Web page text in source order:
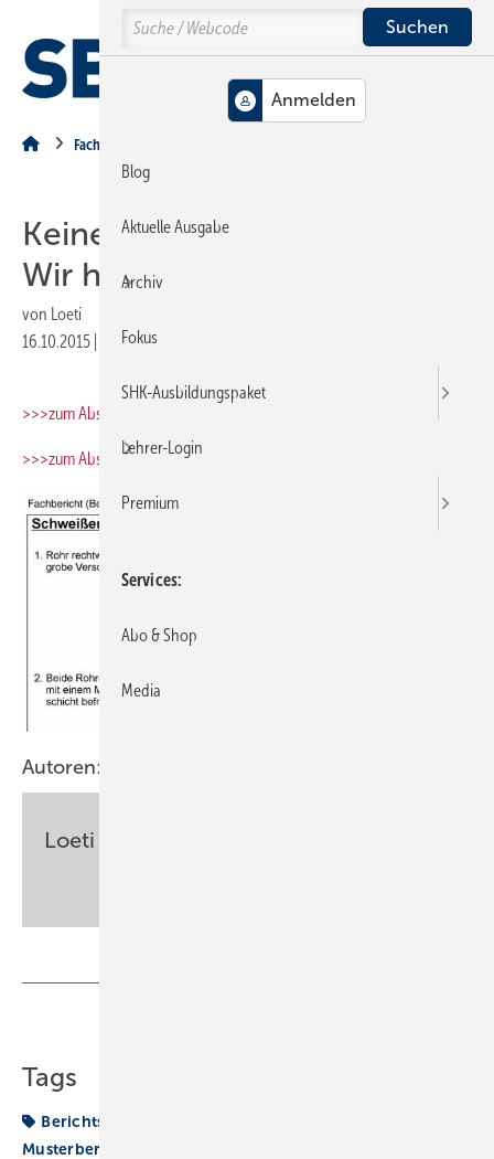
Hauptinhalt
Hauptmenü
SiteSearch
Fachberichte
Keine Idee fürs Berichtsheft?
Wir haben eine!
von Loeti
16.10.2015
Druckvorschau
>>>zum Absaugen>>>Fachbericht_Wassertechnik
>>>zum Absaugen>>>Fachbericht_Wärmetechnik
Autoren:
Loeti
Tags
Berichtsheft
Musterbericht
Search
Blog
Aktuelle Ausgabe
Archiv
Fokus
SHK-Ausbildungspaket
Lehrer-Login
Premium
Services
Abo & Shop
Media